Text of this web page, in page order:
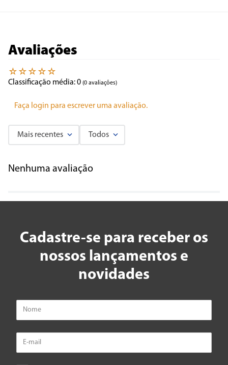
Avaliações
☆ ☆ ☆ ☆ ☆
Classificação média: 0 (0 avaliações)
Faça login para escrever uma avaliação.
Mais recentes Todos
Nenhuma avaliação
Cadastre-se para receber os
nossos lançamentos e
novidades